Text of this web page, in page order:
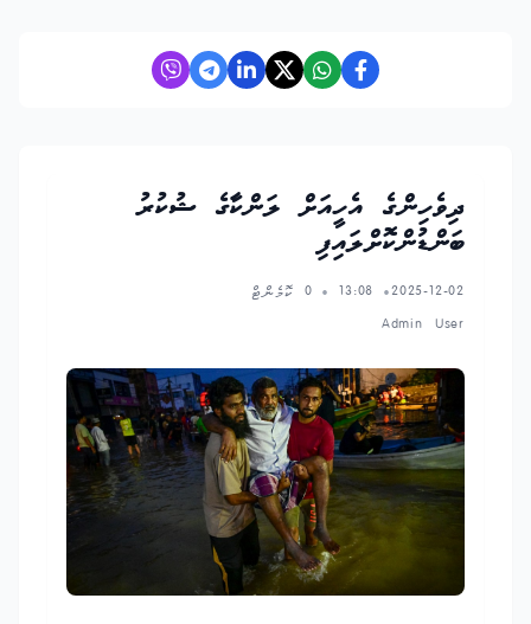
ދިވެހިންގެ އެހީއަށް ލަންކާގެ ޝުކުރު
ބަންޑުންކޮށްލައިފި
2025-12-02
•
13:08
• 0 ކޮމެންޓް
Admin User